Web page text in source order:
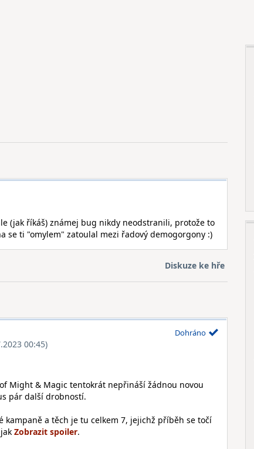
(jak říkáš) známej bug nikdy neodstranili, protože to
se ti "omylem" zatoulal mezi řadový demogorgony :)
Diskuze ke hře
00:45)
Dohráno
Might & Magic tentokrát nepřináší žádnou novou
pár další drobností.
a těch je tu celkem 7, jejichž příběh se točí
.